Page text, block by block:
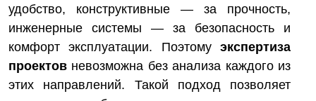
удобство, конструктивные — за прочность,
инженерные системы — за безопасность и
комфорт эксплуатации. Поэтому экспертиза
проектов невозможна без анализа каждого из
этих направлений. Такой подход позволяет